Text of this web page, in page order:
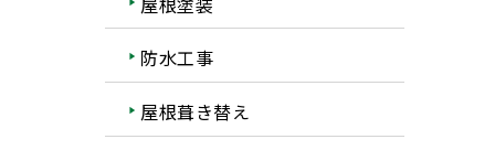
防水工事
屋根葺き替え